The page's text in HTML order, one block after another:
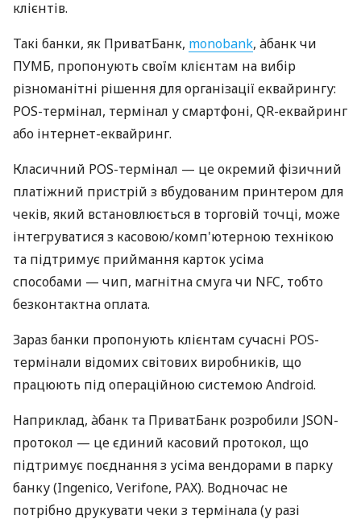
клієнтів.
Такі банки, як ПриватБанк, monobank, àбанк чи
ПУМБ, пропонують своїм клієнтам на вибір
різноманітні рішення для організації еквайрингу:
POS-термінал, термінал у смартфоні, QR-еквайринг
або інтернет-еквайринг.
Класичний POS-термінал — це окремий фізичний
платіжний пристрій з вбудованим принтером для
чеків, який встановлюється в торговій точці, може
інтегруватися з касовою/комп'ютерною технікою
та підтримує приймання карток усіма
способами — чип, магнітна смуга чи NFC, тобто
безконтактна оплата.
Зараз банки пропонують клієнтам сучасні POS-
термінали відомих світових виробників, що
працюють під операційною системою Android.
Наприклад, àбанк та ПриватБанк розробили JSON-
протокол — це єдиний касовий протокол, що
підтримує поєднання з усіма вендорами в парку
банку (Ingenico, Verifone, PAX). Водночас не
потрібно друкувати чеки з термінала (у разі